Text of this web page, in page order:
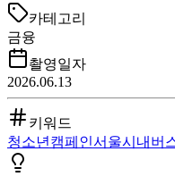
카테고리
금융
촬영일자
2026.06.13
키워드
청소년 캠페인서울시내버